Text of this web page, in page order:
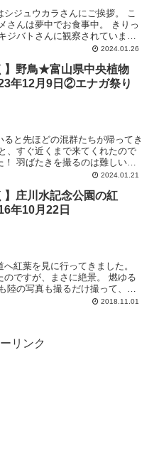
ジュウカラさんにご挨拶。 こ
さんは夢中でお食事中。 きりっ
ジバトさんに観察されていまし
でも言われているよ...2024.01.26
】野鳥★富山県中央植物
年12月9日②エナガ祭り
と先ほどの混群たちが帰ってき
、すぐ近くまで来てくれたので
羽ばたきを撮るのは難しい～
件にかわいいですね...2024.01.21
】庄川水記念公園の紅
年10月22日
紅葉を見に行ってきました。
ですが、まさに絶景。 燃ゆる
の写真も撮るだけ撮って、現
っている、とある用事...2018.11.01
リンク